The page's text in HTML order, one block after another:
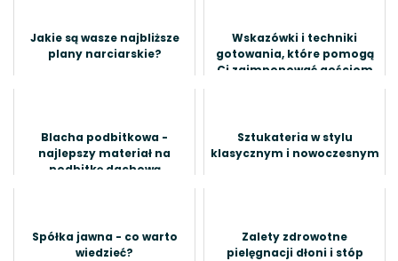
Jakie są wasze najbliższe
plany narciarskie?
Wskazówki i techniki
gotowania, które pomogą
Ci zaimponować gościom
Blacha podbitkowa -
najlepszy materiał na
podbitkę dachową
Sztukateria w stylu
klasycznym i nowoczesnym
Spółka jawna - co warto
wiedzieć?
Zalety zdrowotne
pielęgnacji dłoni i stóp